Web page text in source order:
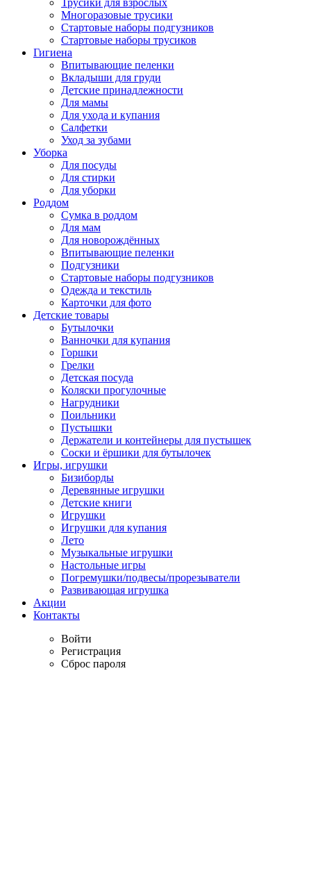
Многоразовые трусики
Стартовые наборы подгузников
Стартовые наборы трусиков
Гигиена
Впитывающие пеленки
Вкладыши для груди
Детские принадлежности
Для мамы
Для ухода и купания
Салфетки
Уход за зубами
Уборка
Для посуды
Для стирки
Для уборки
Роддом
Сумка в роддом
Для мам
Для новорождённых
Впитывающие пеленки
Подгузники
Стартовые наборы подгузников
Одежда и текстиль
Карточки для фото
Детские товары
Бутылочки
Ванночки для купания
Горшки
Грелки
Детская посуда
Коляски прогулочные
Нагрудники
Поильники
Пустышки
Держатели и контейнеры для пустышек
Соски и ёршики для бутылочек
Игры, игрушки
Бизиборды
Деревянные игрушки
Детские книги
Игрушки
Игрушки для купания
Лето
Музыкальные игрушки
Настольные игры
Погремушки/подвесы/прорезыватели
Развивающая игрушка
Акции
Контакты
Войти
Регистрация
Сброс пароля